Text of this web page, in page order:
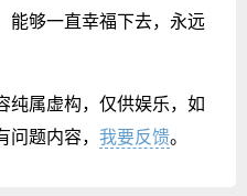
能够一直幸福下去，永远
纯属虚构，仅供娱乐，如
题内容， 我要反馈。